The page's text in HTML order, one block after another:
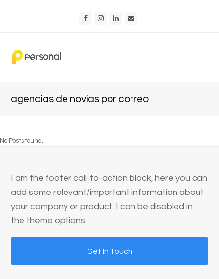
FacebookInstagram
LinkedIn
agencias de novias por correo
No Posts found.
I am the footer call-to-action block, here you can
add some relevant/important information about
your company or product. I can be disabled in
the theme options.
Get In Touch